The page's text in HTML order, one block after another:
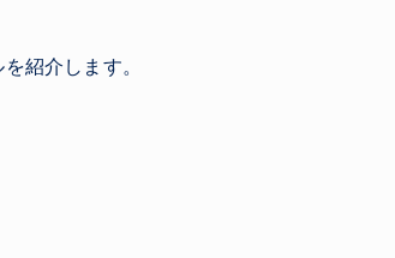
紹介します。